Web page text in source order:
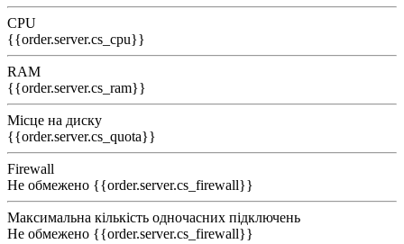
CPU
{{order.server.cs_cpu}}
RAM
{{order.server.cs_ram}}
Місце на диску
{{order.server.cs_quota}}
Firewall
Не обмежено {{order.server.cs_firewall}}
Максимальна кількість одночасних підключень
Не обмежено {{order.server.cs_firewall}}